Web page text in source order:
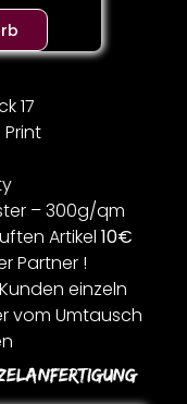
17
Print
– 300g/qm
Artikel 10€
Partner !
einzeln
vom Umtausch